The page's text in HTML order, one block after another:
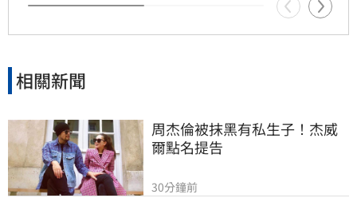
相關新聞
周杰倫被抹黑有私生子！杰威
爾點名提告
30分鐘前